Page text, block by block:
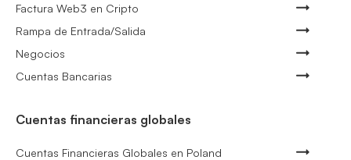
Factura Web3 en Cripto
Rampa de Entrada/Salida
Negocios
Cuentas Bancarias
Cuentas financieras globales
Cuentas Financieras Globales en Poland